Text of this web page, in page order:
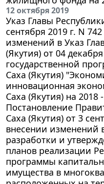
12 октября 2019
Указ Главы
сентября 2019 г. N
изменений в Указ
(Якутия) от 04
государственной
Саха (Якутия)
инновационная
Саха (Якутия) на 2018
Постановление
Саха (Якутия) от 3
внесении изменений
разработки и
планов реализации
программы
имущества в